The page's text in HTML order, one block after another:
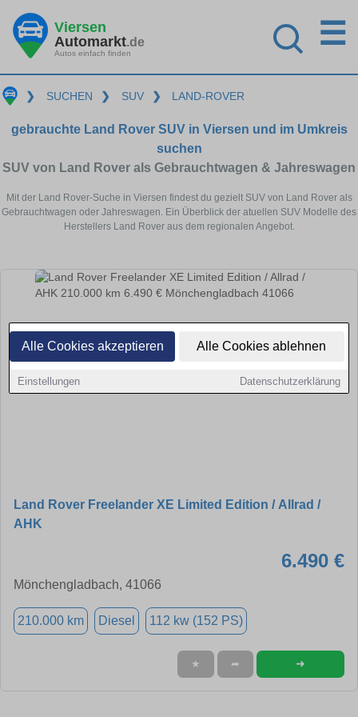
Alle Cookies akzeptieren Alle Cookies ablehnen
Einstellungen Datenschutzerklärung
Viersen
Automarkt.de
Autos einfach finden
☰
❯ SUCHEN ❯ SUV ❯ LAND-ROVER
gebrauchte Land Rover SUV in Viersen und im Umkreis
suchen
SUV von Land Rover als Gebrauchtwagen & Jahreswagen
Mit der Land Rover-Suche in Viersen findest du gezielt SUV von Land Rover als
Gebrauchtwagen oder Jahreswagen. Ein Überblick der atuellen SUV Modelle des
Herstellers Land Rover aus dem regionalen Angebot.
Land Rover Freelander XE Limited Edition / Allrad /
AHK
6.490 €
Mönchengladbach, 41066
210.000 km Diesel 112 kw (152 PS)
★ ➦ ➜